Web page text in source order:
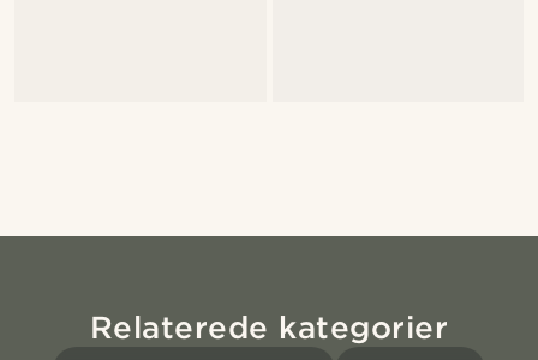
Relaterede kategorier